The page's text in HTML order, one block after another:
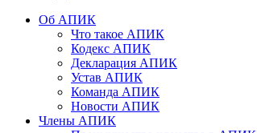
Об АПИК
Что такое АПИК
Кодекс АПИК
Декларация АПИК
Устав АПИК
Команда АПИК
Новости АПИК
Члены АПИК